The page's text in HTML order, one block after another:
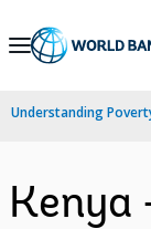
Skip
Navigation
Understanding
Kenya